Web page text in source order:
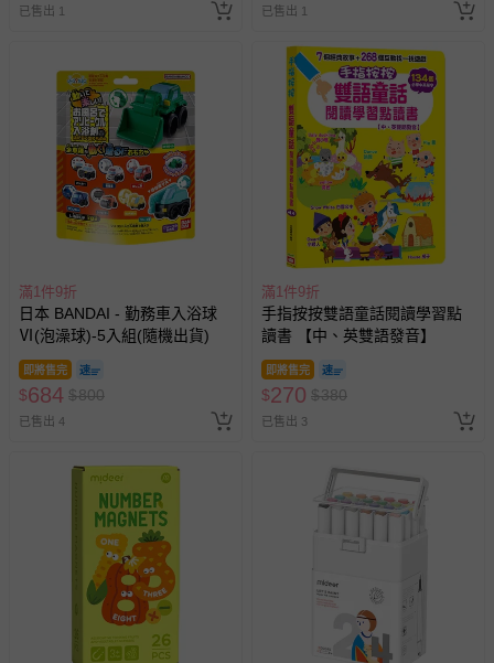
已售出 1 已售出 1
滿1件9折
日本 BANDAI - 勤務車入浴球
Ⅵ(泡澡球)-5入組(隨機出貨)
即將售完
$684 $800
已售出 4
滿1件9折
手指按按雙語童話閱讀學習點
讀書 【中、英雙語發音】
即將售完
$270 $380
已售出 3